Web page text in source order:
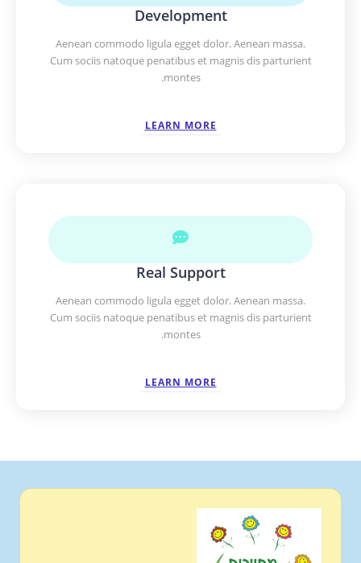
Development
Aenean commodo ligula egget dolor. Aenean massa.
Cum sociis natoque penatibus et magnis dis parturient
montes.
LEARN MORE
Real Support
Aenean commodo ligula egget dolor. Aenean massa.
Cum sociis natoque penatibus et magnis dis parturient
montes.
LEARN MORE